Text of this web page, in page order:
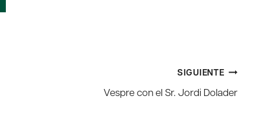
SIGUIENTE
Vespre con el Sr. Jordi Dolader